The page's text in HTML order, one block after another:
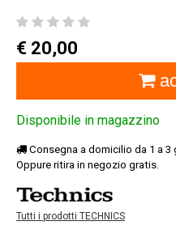
€ 20,00
Disponibile in magazzino
Consegna a domicilio da 1 a 3
Oppure ritira in negozio gratis.
Tutti i prodotti TECHNICS